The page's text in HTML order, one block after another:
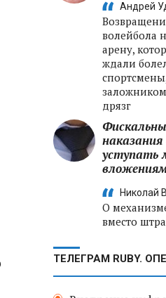
Андрей
волейбола
арену,
ждали
дрязг
уступать
Николай
О
вместо
ТЕЛЕГРАМ RUBY.